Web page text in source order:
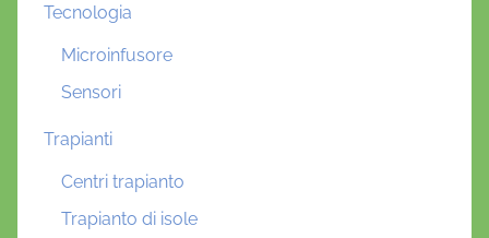
Tecnologia
Microinfusore
Sensori
Trapianti
Centri trapianto
Trapianto di isole